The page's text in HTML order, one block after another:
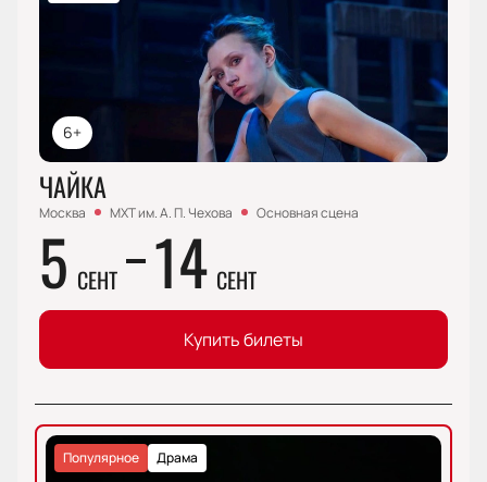
6+
ЧАЙКА
Москва МХТ им. А. П. Чехова Основная сцена
5 СЕНТ 14 СЕНТ
Купить билеты
Драма
Популярное